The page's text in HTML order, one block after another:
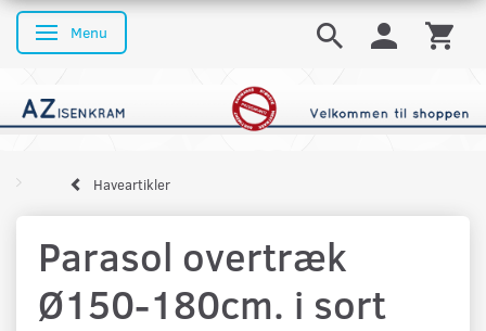
Skifte navigation
Menu
Haveartikler
Parasol overtræk
Ø150-180cm. i sort